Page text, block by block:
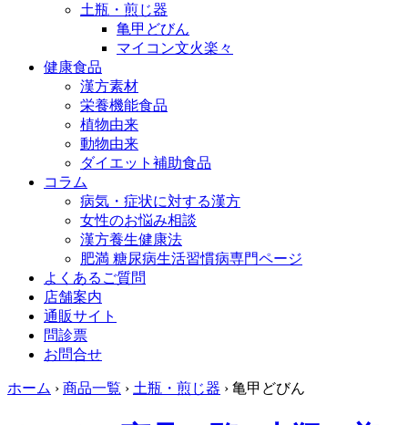
土瓶・煎じ器
亀甲どびん
マイコン文火楽々
健康食品
漢方素材
栄養機能食品
植物由来
動物由来
ダイエット補助食品
コラム
病気・症状に対する漢方
女性のお悩み相談
漢方養生健康法
肥満 糖尿病生活習慣病専門ページ
よくあるご質問
店舗案内
通販サイト
問診票
お問合せ
ホーム › 商品一覧 › 土瓶・煎じ器 › 亀甲どびん